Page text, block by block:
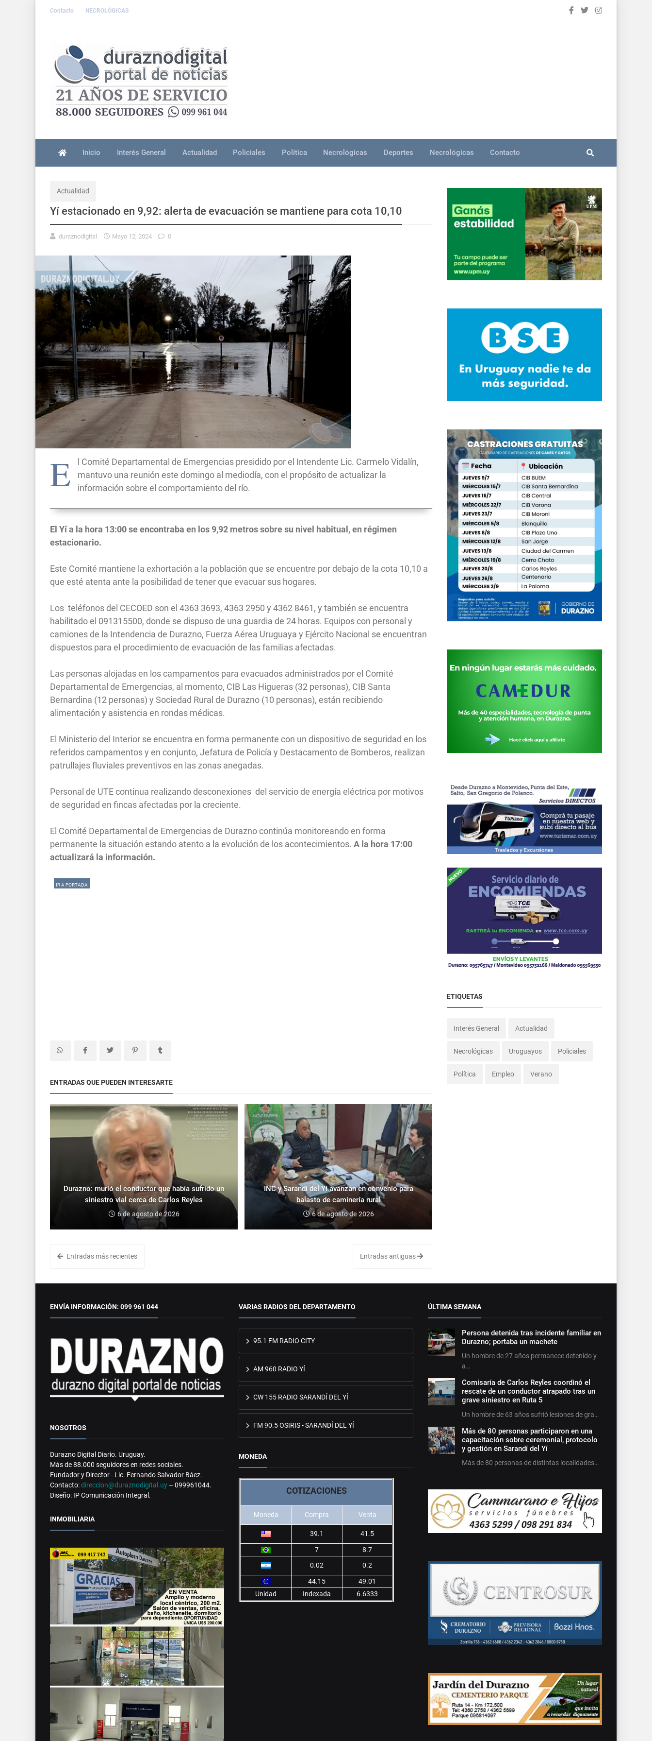
Contacto NECROLÓGICAS
Inicio Interés General Actualidad Policiales Política Necrológicas Deportes Necrológicas Contacto
Actualidad
Yí estacionado en 9,92: alerta de evacuación se mantiene para cota 10,10
duraznodigital Mayo 12, 2024 0
E
l Comité Departamental de Emergencias presidido por el Intendente Lic. Carmelo Vidalín,
mantuvo una reunión este domingo al mediodía, con el propósito de actualizar la
información sobre el comportamiento del río.
El Yí a la hora 13:00 se encontraba en los 9,92 metros sobre su nivel habitual, en régimen
estacionario.
Este Comité mantiene la exhortación a la población que se encuentre por debajo de la cota 10,10 a
que esté atenta ante la posibilidad de tener que evacuar sus hogares.
Los teléfonos del CECOED son el 4363 3693, 4363 2950 y 4362 8461, y también se encuentra
habilitado el 091315500, donde se dispuso de una guardia de 24 horas. Equipos con personal y
camiones de la Intendencia de Durazno, Fuerza Aérea Uruguaya y Ejército Nacional se encuentran
dispuestos para el procedimiento de evacuación de las familias afectadas.
Las personas alojadas en los campamentos para evacuados administrados por el Comité
Departamental de Emergencias, al momento, CIB Las Higueras (32 personas), CIB Santa
Bernardina (12 personas) y Sociedad Rural de Durazno (10 personas), están recibiendo
alimentación y asistencia en rondas médicas.
El Ministerio del Interior se encuentra en forma permanente con un dispositivo de seguridad en los
referidos campamentos y en conjunto, Jefatura de Policía y Destacamento de Bomberos, realizan
patrullajes fluviales preventivos en las zonas anegadas.
Personal de UTE continua realizando desconexiones del servicio de energía eléctrica por motivos
de seguridad en fincas afectadas por la creciente.
El Comité Departamental de Emergencias de Durazno continúa monitoreando en forma
permanente la situación estando atento a la evolución de los acontecimientos. A la hora 17:00
actualizará la información.
IR A PORTADA
ENTRADAS QUE PUEDEN INTERESARTE
Durazno: murió el conductor que había sufrido un
siniestro vial cerca de Carlos Reyles
6 de agosto de 2026
INC y Sarandí del Yí avanzan en convenio para
balasto de caminería rural
6 de agosto de 2026
Entradas más recientes Entradas antiguas
ETIQUETAS
Interés General Actualidad
Necrológicas Uruguayos Policiales
Política Empleo Verano
ENVÍA INFORMACIÓN: 099 961 044
NOSOTROS
Durazno Digital Diario. Uruguay.
Más de 88.000 seguidores en redes sociales.
Fundador y Director - Lic. Fernando Salvador Báez.
Contacto:direccion@duraznodigital.uy – 099961044.
Diseño: IP Comunicación Integral.
INMOBILIARIA
VARIAS RADIOS DEL DEPARTAMENTO
95.1 FM RADIO CITY
AM 960 RADIO YÍ
CW 155 RADIO SARANDÍ DEL YÍ
FM 90.5 OSIRIS - SARANDÍ DEL YÍ
MONEDA
COTIZACIONES
Moneda Compra Venta
39.1 41.5
7
8.7
0.02
0.2
44.15
49.01
Unidad
Indexada 6.6333
ÚLTIMA SEMANA
Persona detenida tras incidente familiar en
Durazno; portaba un machete
Un hombre de 27 años permanece detenido y
a…
Comisaría de Carlos Reyles coordinó el
rescate de un conductor atrapado tras un
grave siniestro en Ruta 5
Un hombre de 63 años sufrió lesiones de gra…
Más de 80 personas participaron en una
capacitación sobre ceremonial, protocolo
y gestión en Sarandí del Yí
Más de 80 personas de distintas localidades…